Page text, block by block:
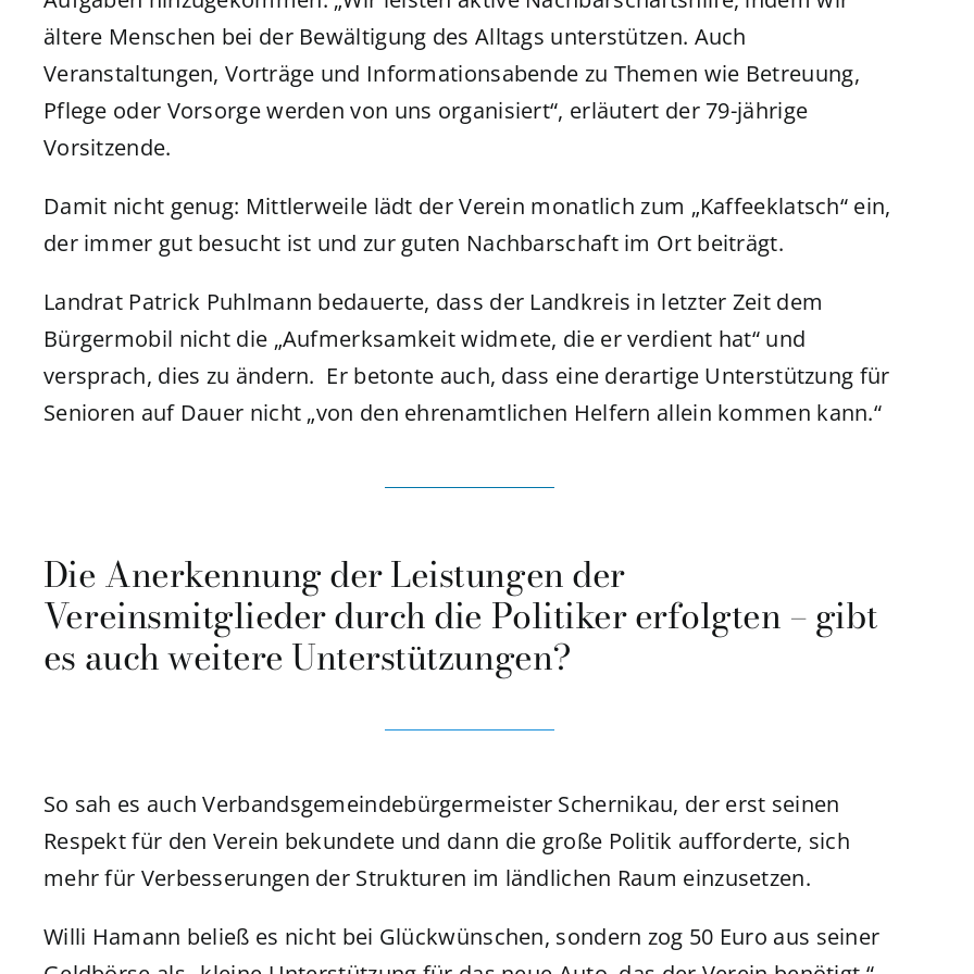
ältere Menschen bei der Bewältigung des Alltags unterstützen. Auch
Veranstaltungen, Vorträge und Informationsabende zu Themen wie Betreuung,
Pflege oder Vorsorge werden von uns organisiert“, erläutert der 79-jährige
Vorsitzende.
Damit nicht genug: Mittlerweile lädt der Verein monatlich zum „Kaffeeklatsch“ ein,
der immer gut besucht ist und zur guten Nachbarschaft im Ort beiträgt.
Landrat Patrick Puhlmann bedauerte, dass der Landkreis in letzter Zeit dem
Bürgermobil nicht die „Aufmerksamkeit widmete, die er verdient hat“ und
versprach, dies zu ändern. Er betonte auch, dass eine derartige Unterstützung für
Senioren auf Dauer nicht „von den ehrenamtlichen Helfern allein kommen kann.“
Die Anerkennung der Leistungen der
Vereinsmitglieder durch die Politiker erfolgten – gibt
es auch weitere Unterstützungen?
So sah es auch Verbandsgemeindebürgermeister Schernikau, der erst seinen
Respekt für den Verein bekundete und dann die große Politik aufforderte, sich
mehr für Verbesserungen der Strukturen im ländlichen Raum einzusetzen.
Willi Hamann beließ es nicht bei Glückwünschen, sondern zog 50 Euro aus seiner